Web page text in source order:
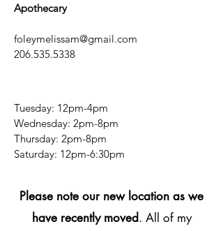
Apothecary
foleymelissam@gmail.com
206.535.5338
Tuesday: 12pm-4pm
Wednesday: 2pm-8pm
Thursday: 2pm-8pm
​​Saturday: 12pm-6:30pm
Please note our new location as we
have recently moved. All of my